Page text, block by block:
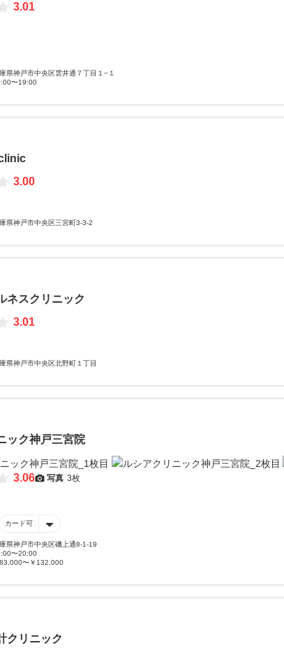
3.01
県神戸市中央区雲井通７丁目１−１
〜19:00
3.00
県神戸市中央区三宮町3-3-2
ネスクリニック
3.01
県神戸市中央区北野町１丁目
ック神戸三宮院
3.06 写真 3枚
カード可
県神戸市中央区磯上通8-1-19
〜20:00
〜￥132,000
クリニック